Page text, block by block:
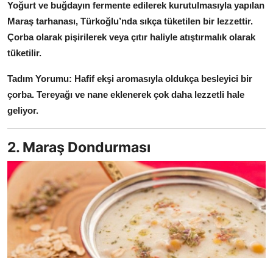
Yoğurt ve buğdayın fermente edilerek kurutulmasıyla yapılan
Maraş tarhanası, Türkoğlu’nda sıkça tüketilen bir lezzettir.
Çorba olarak pişirilerek veya çıtır haliyle atıştırmalık olarak
tüketilir.
Tadım Yorumu: Hafif ekşi aromasıyla oldukça besleyici bir
çorba. Tereyağı ve nane eklenerek çok daha lezzetli hale
geliyor.
2. Maraş Dondurması